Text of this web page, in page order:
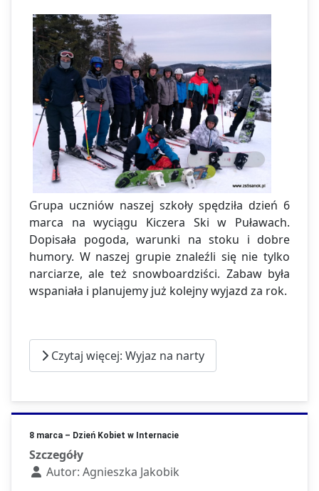
Grupa uczniów naszej szkoły spędziła dzień 6
marca na wyciągu Kiczera Ski w Puławach.
Dopisała pogoda, warunki na stoku i dobre
humory. W naszej grupie znaleźli się nie tylko
narciarze, ale też snowboardziści. Zabaw była
wspaniała i planujemy już kolejny wyjazd za rok.
Czytaj więcej: Wyjaz na narty
8 marca – Dzień Kobiet w Internacie
Szczegóły
Autor: Agnieszka Jakobik